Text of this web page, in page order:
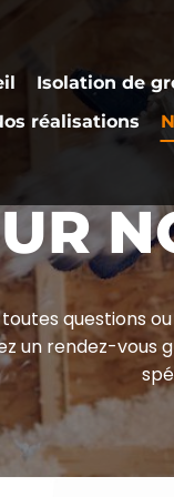
Isolation de
réalisations
questions
un rendez-vous